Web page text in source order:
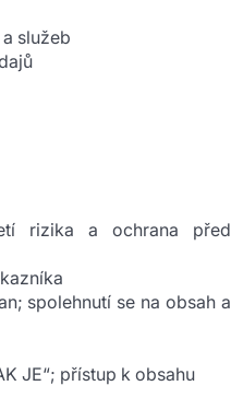
služeb
rizika a ochrana před
spolehnutí se na obsah a
JE“; přístup k obsahu